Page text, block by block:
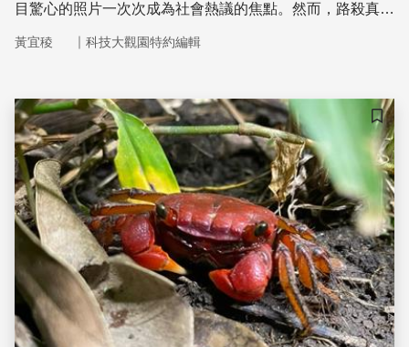
目驚心的照片一次次成為社會熱議的焦點。然而，路殺真的
案」，研究石虎已超過 20 年的國立屏東科技大學獸醫學系
重要原因，「石虎很會生，但幼體的存活率非常低，很多無
法活過兩歲，這背後牽涉到各種因素。」
黃宜稜 ｜ 科技大觀園特約編輯
儲存